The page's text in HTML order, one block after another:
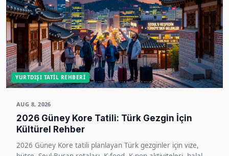
YURTDIŞI TATIL REHBERI
AUG 8, 2026
2026 Güney Kore Tatili: Türk Gezgin İçin
Kültürel Rehber
2026 Güney Kore tatili planlayan Türk gezginler için vize,